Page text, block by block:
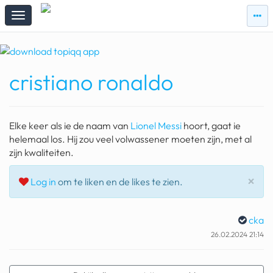
zie
topiqqs
zie
#vandaag
Topiqqs Reacties
ark van noach
pokemon kaarten
fomo
cristiano ronaldo
Elke keer als ie de naam van Lionel Messi hoort, gaat ie
helemaal los. Hij zou veel volwassener moeten zijn, met al
zijn kwaliteiten.
×
Log in om te liken en de likes te zien.
cka
26.02.2024 21:14